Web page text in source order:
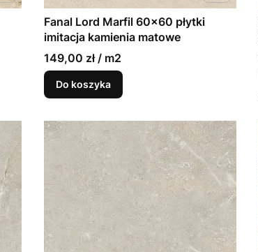
Fanal Lord Marfil 60x60 płytki
imitacja kamienia matowe
149,00 zł / m2
Do koszyka